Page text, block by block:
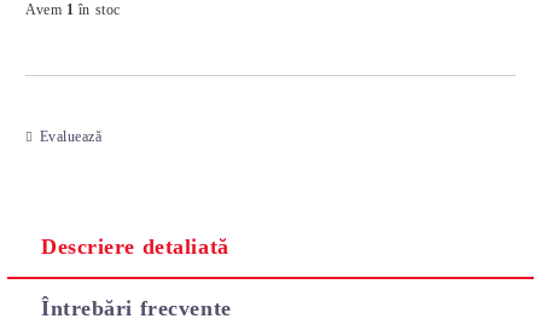
Avem 1 în stoc
Evaluează
Descriere detaliată
Întrebări frecvente